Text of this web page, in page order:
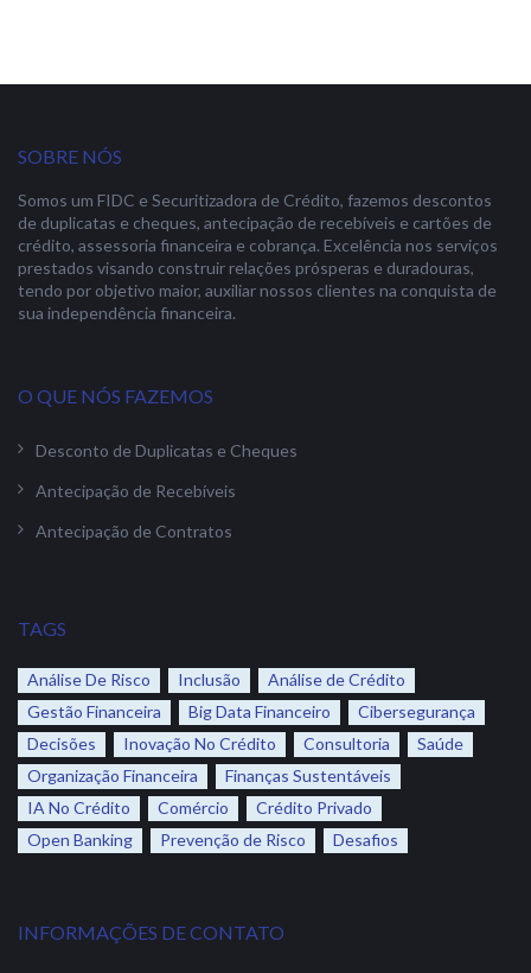
SOBRE NÓS
Somos um FIDC e Securitizadora de Crédito, fazemos descontos
de duplicatas e cheques, antecipação de recebíveis e cartões de
crédito, assessoria financeira e cobrança. Excelência nos serviços
prestados visando construir relações prósperas e duradouras,
tendo por objetivo maior, auxiliar nossos clientes na conquista de
sua independência financeira.
O QUE NÓS FAZEMOS
Desconto de Duplicatas e Cheques
Antecipação de Recebíveis
Antecipação de Contratos
TAGS
Análise De Risco Inclusão
Análise de Crédito
Gestão Financeira
Big Data Financeiro
Cibersegurança
Decisões
Inovação No Crédito Consultoria
Saúde
Organização Financeira
Finanças Sustentáveis
IA No Crédito
Comércio
Crédito Privado
Open Banking
Prevenção de Risco Desafios
INFORMAÇÕES DE CONTATO